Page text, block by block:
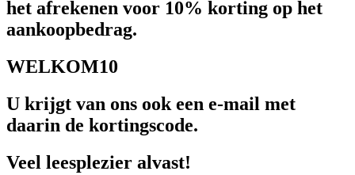
het afrekenen voor 10% korting op het
aankoopbedrag.
WELKOM10
U krijgt van ons ook een e-mail met
daarin de kortingscode.
Veel leesplezier alvast!